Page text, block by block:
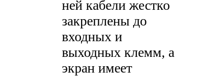
ней кабели жестко
закреплены до
входных и
выходных клемм, а
экран имеет